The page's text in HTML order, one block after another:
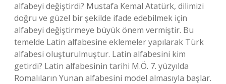
alfabeyi değiştirdi? Mustafa Kemal Atatürk, dilimizi
doğru ve güzel bir şekilde ifade edebilmek için
alfabeyi değiştirmeye büyük önem vermiştir. Bu
temelde Latin alfabesine eklemeler yapılarak Türk
alfabesi oluşturulmuştur. Latin alfabesini kim
getirdi? Latin alfabesinin tarihi M.Ö. 7. yüzyılda
Romalıların Yunan alfabesini model almasıyla başlar.